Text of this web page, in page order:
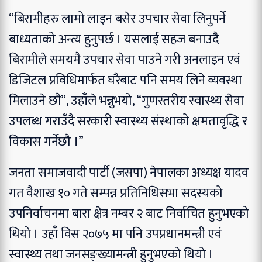
“बिरामीहरु लामो लाइन बसेर उपचार सेवा लिनुपर्ने
बाध्यताको अन्त्य हुनुपर्छ । यसलाई सहज बनाउदै
बिरामीले समयमै उपचार सेवा पाउने गरी अनलाइन एवं
डिजिटल प्रविधिमार्फत घरैबाट पनि समय लिने व्यवस्था
मिलाउने छौ”, उहाँले भन्नुभयो, “गुणस्तरीय स्वास्थ्य सेवा
उपलब्ध गराउँदै सरकारी स्वास्थ्य संस्थाको क्षमतावृद्धि र
विकास गर्नेछौ ।”
जनता समाजवादी पार्टी (जसपा) नेपालका अध्यक्ष यादव
गत वैशाख १० गते सम्पन्न प्रतिनिधिसभा सदस्यको
उपनिर्वाचनमा बारा क्षेत्र नम्बर २ बाट निर्वाचित हुनुभएको
थियो । उहाँ विस २०७५ मा पनि उपप्रधानमन्त्री एवं
स्वास्थ्य तथा जनसङ्ख्यामन्त्री हुनुभएको थियो ।